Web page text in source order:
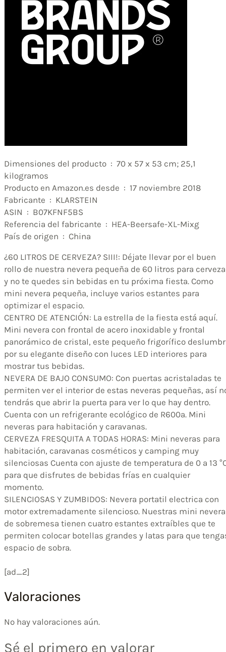
Dimensiones del producto ‏ : ‎ 70 x 57 x 53 cm; 25,1
kilogramos
Producto en Amazon.es desde ‏ : ‎ 17 noviembre 2018
Fabricante ‏ : ‎ KLARSTEIN
ASIN ‏ : ‎ B07KFNF5BS
Referencia del fabricante ‏ : ‎ HEA-Beersafe-XL-Mixg
País de origen ‏ : ‎ China
¿60 LITROS DE CERVEZA? SIII!: Déjate llevar por el buen
rollo de nuestra nevera pequeña de 60 litros para
y no te quedes sin bebidas en tu próxima fiesta. Como
mini nevera pequeña, incluye varios estantes para
optimizar el espacio.
CENTRO DE ATENCIÓN: La estrella de la fiesta está aquí.
Mini nevera con frontal de acero inoxidable y frontal
panorámico de cristal, este pequeño frigorífico
por su elegante diseño con luces LED interiores para
mostrar tus bebidas.
NEVERA DE BAJO CONSUMO: Con puertas acristaladas te
permiten ver el interior de estas neveras pequeñas, así
tendrás que abrir la puerta para ver lo que hay dentro.
Cuenta con un refrigerante ecológico de R600a. Mini
neveras para habitación y caravanas.
CERVEZA FRESQUITA A TODAS HORAS: Mini neveras para
habitación, caravanas cosméticos y camping muy
silenciosas Cuenta con ajuste de temperatura de 0 a 13
para que disfrutes de bebidas frías en cualquier
momento.
SILENCIOSAS Y ZUMBIDOS: Nevera portatil electrica con
motor extremadamente silencioso. Nuestras mini
de sobremesa tienen cuatro estantes extraíbles que te
permiten colocar botellas grandes y latas para que
espacio de sobra.
[ad_2]
Valoraciones
No hay valoraciones aún.
Sé el primero en valorar